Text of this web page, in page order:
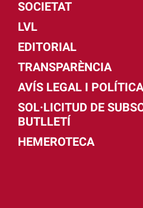
SOCIETAT
LVL
EDITORIAL
TRANSPARÈNCIA
AVÍS LEGAL I
SOL·LICITUD DE
BUTLLETÍ
HEMEROTECA